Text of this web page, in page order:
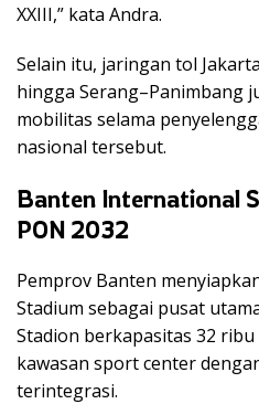
XXIII,” kata Andra.
Selain itu, jaringan tol
hingga Serang–Panimbang
mobilitas selama
nasional tersebut.
Banten International
PON 2032
Pemprov Banten
Stadium sebagai pusat
Stadion berkapasitas 32
kawasan sport center
terintegrasi.